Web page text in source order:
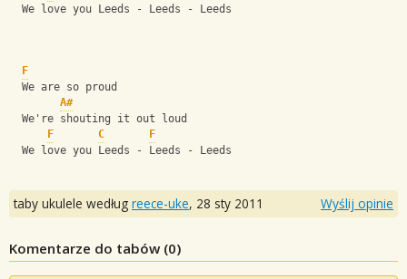
  We love you Leeds - Leeds - Leeds
F
  We are so proud
A#
  We're shouting it out loud
F
C
F
  We love you Leeds - Leeds - Leeds
taby ukulele według reece-uke, 28 sty 2011 Wyślij opinie
Komentarze do tabów (0)